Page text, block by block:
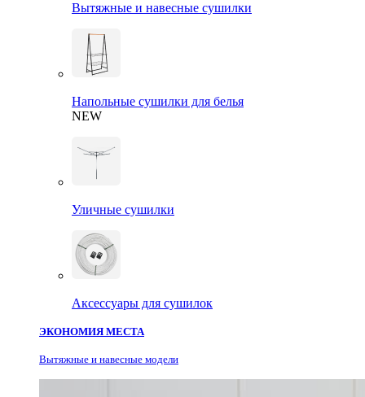
Вытяжные и навесные сушилки
Напольные сушилки для белья
NEW
Уличные сушилки
Аксессуары для сушилок
ЭКОНОМИЯ МЕСТА
Вытяжные и навесные модели